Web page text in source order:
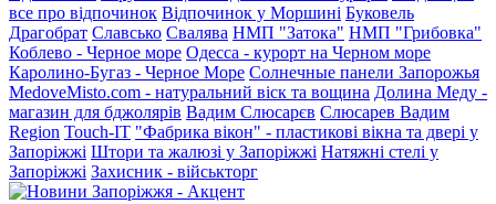
все про відпочинок Відпочинок у Моршині Буковель
Драгобрат Славсько Свалява НМП "Затока" НМП "Грибовка"
Коблево - Черное море Одесса - курорт на Черном море
Каролино-Бугаз - Черное Море Солнечные панели Запорожья
MedoveMisto.com - натуральний віск та вощина Долина Меду -
магазин для бджолярів Вадим Слюсарєв Слюсарев Вадим
Region Touch-IT "Фабрика вікон" - пластикові вікна та двері у
Запоріжжі Штори та жалюзі у Запоріжжі Натяжні стелі у
Запоріжжі Захисник - військторг